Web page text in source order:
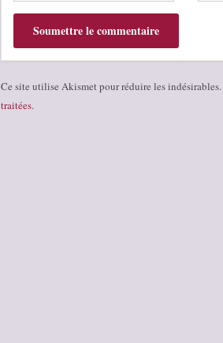
Ce site utilise Akismet pour réduire les indésirables.
traitées.